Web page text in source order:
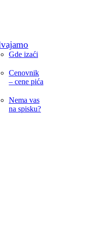
Gde izaći
Cenovnik
– cene pića
Nema vas
na spisku?